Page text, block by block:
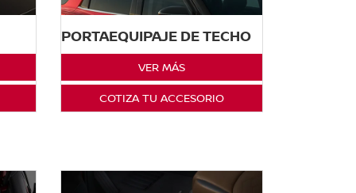
PORTAEQUIPAJE DE TECHO
VER MÁS
COTIZA TU ACCESORIO